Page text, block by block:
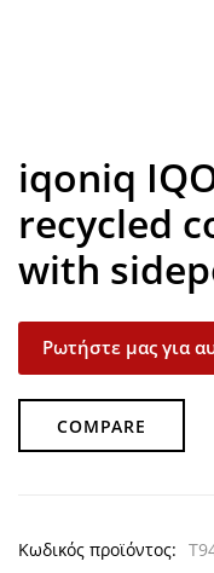
iqoniq
recycled
with
Ρωτήστε μας για
COMPARE
Κωδικός προϊόντος: